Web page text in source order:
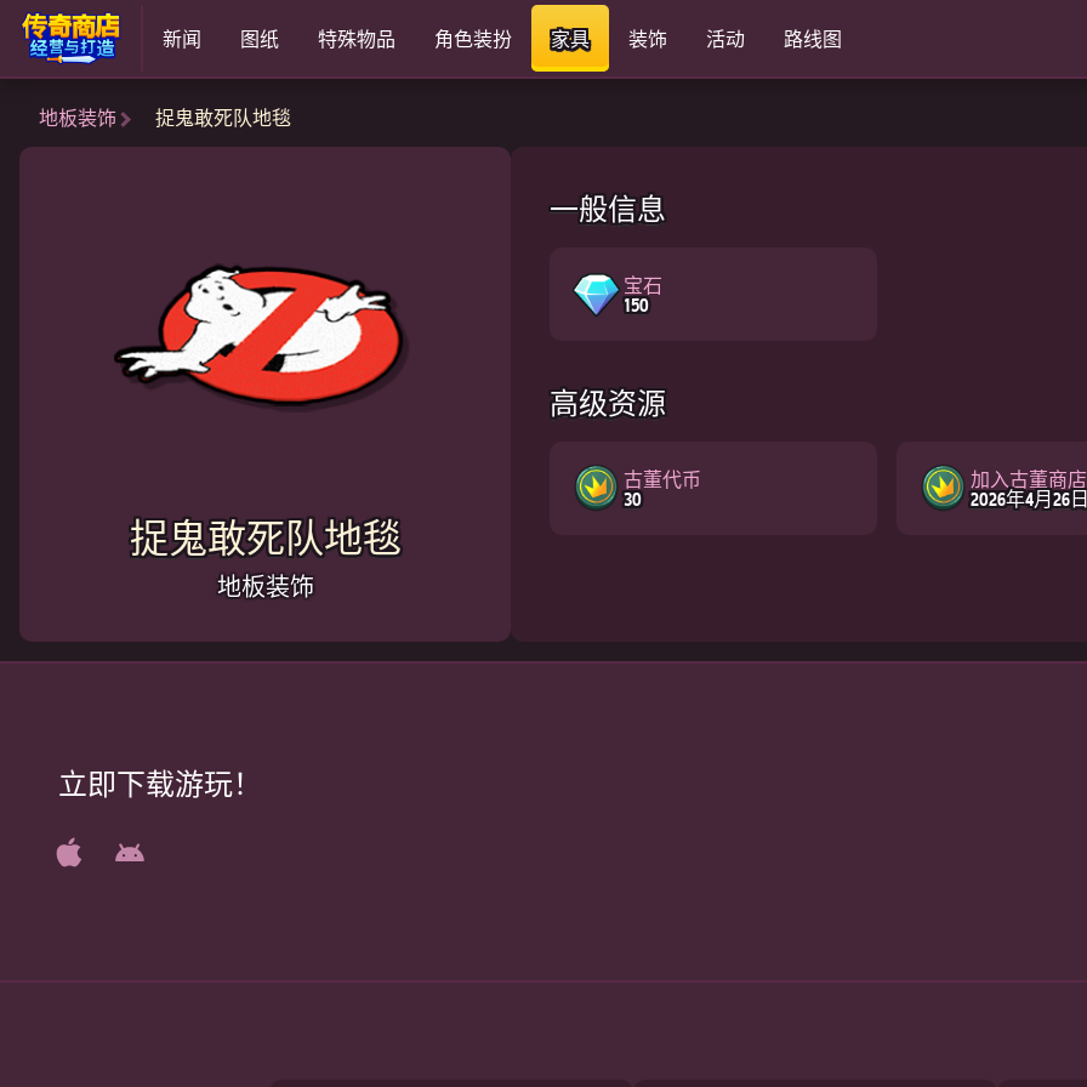
新闻 图纸 特殊物品 角色装扮 家具 装饰 活动 路线图
地板装饰 捉鬼敢死队地毯
捉鬼敢死队地毯
地板装饰
一般信息
宝石
150
高级资源
古董代币
30
加入古董商店
2026年4月26日
立即下载游玩！